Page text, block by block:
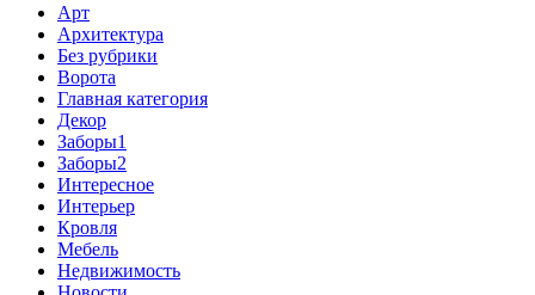
Арт
Архитектура
Без рубрики
Ворота
Главная категория
Декор
Заборы1
Заборы2
Интересное
Интерьер
Кровля
Мебель
Недвижимость